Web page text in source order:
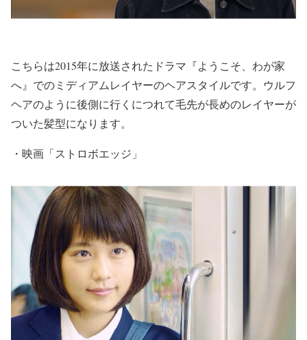
こちらは2015年に放送されたドラマ『ようこそ、わが家
へ』でのミディアムレイヤーのヘアスタイルです。ウルフ
ヘアのように後側に行くにつれて毛先が長めのレイヤーが
ついた髪型になります。
・ 映画「ストロボエッジ」